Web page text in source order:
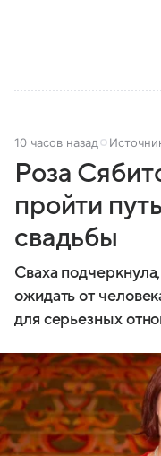
10 часов назад
Роза
пройти
свадьбы
Сваха
ожидать от
для серьезных